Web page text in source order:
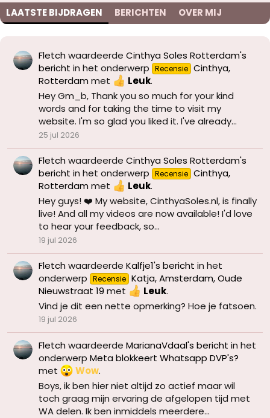
LAATSTE BIJDRAGEN BERICHTEN OVER MIJ
Fletch waardeerde Cinthya Soles Rotterdam's
bericht in het onderwerp Recensie Cinthya,
Rotterdam met Leuk.
Hey Gm_b, Thank you so much for your kind
words and for taking the time to visit my
website. I'm so glad you liked it. I've already...
25 jul 2026
Fletch waardeerde Cinthya Soles Rotterdam's
bericht in het onderwerp Recensie Cinthya,
Rotterdam met Leuk.
Hey guys! ❤️ My website, CinthyaSoles.nl, is finally
live! And all my videos are now available! I'd love
to hear your feedback, so...
19 jul 2026
Fletch waardeerde Kalfje1's bericht in het
onderwerp Recensie Katja, Amsterdam, Oude
Nieuwstraat 19 met Leuk.
Vind je dit een nette opmerking? Hoe je fatsoen.
19 jul 2026
Fletch waardeerde MarianaVdaal's bericht in het
onderwerp Meta blokkeert Whatsapp DVP's?
met
Wow.
Boys, ik ben hier niet altijd zo actief maar wil
toch graag mijn ervaring de afgelopen tijd met
WA delen. Ik ben inmiddels meerdere...